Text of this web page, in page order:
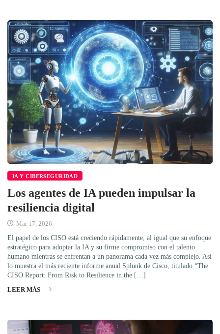
IA Y CIBERSEGURIDAD
Los agentes de IA pueden impulsar la
resiliencia digital
Mar 17, 2026
El papel de los CISO está creciendo rápidamente, al igual que su enfoque
estratégico para adoptar la IA y su firme compromiso con el talento
humano mientras se enfrentan a un panorama cada vez más complejo. Así
lo muestra el más reciente informe anual Splunk de Cisco, titulado “The
CISO Report: From Risk to Resilience in the […]
LEER MÁS